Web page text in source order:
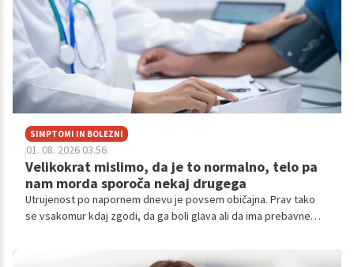
SIMPTOMI IN BOLEZNI
01. 08. 2026 03.56
Velikokrat mislimo, da je to normalno, telo pa
nam morda sporoča nekaj drugega
Utrujenost po napornem dnevu je povsem običajna. Prav tako
se vsakomur kdaj zgodi, da ga boli glava ali da ima prebavne